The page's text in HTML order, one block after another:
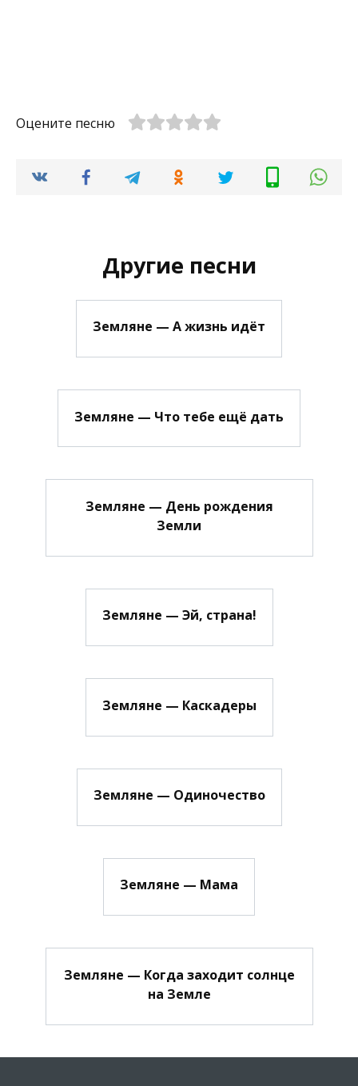
Оцените песню
Другие песни
Земляне — А жизнь идёт
Земляне — Что тебе ещё дать
Земляне — День рождения
Земли
Земляне — Эй, страна!
Земляне — Каскадеры
Земляне — Одиночество
Земляне — Мама
Земляне — Когда заходит солнце
на Земле